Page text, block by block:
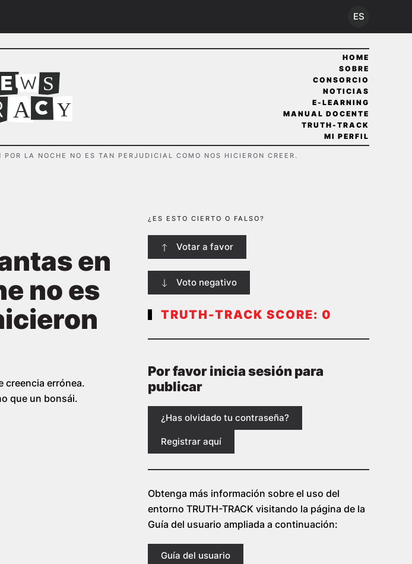
ES
S
A Y
HOME
SOBRE
CONSORCIO
NOTICIAS
E-LEARNING
MANUAL DOCENTE
TRUTH-TRACK
MI PERFIL
LA NOCHE NO ES TAN PERJUDICIAL COMO NOS HICIERON CREER.
en
no es
creencia errónea.
que un bonsái.
¿ES ESTO CIERTO O FALSO?
Votar a favor
Voto negativo
TRUTH-TRACK SCORE: 0
Por favor inicia sesión para
publicar
¿Has olvidado tu contraseña?
Registrar aquí
Obtenga más información sobre el uso del
entorno TRUTH-TRACK visitando la página de la
Guía del usuario ampliada a continuación:
Guía del usuario